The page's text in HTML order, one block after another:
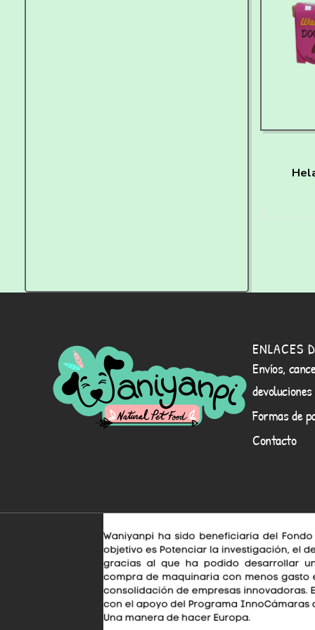
ENLACES
Envíos,
devoluciones
Formas de
Contacto